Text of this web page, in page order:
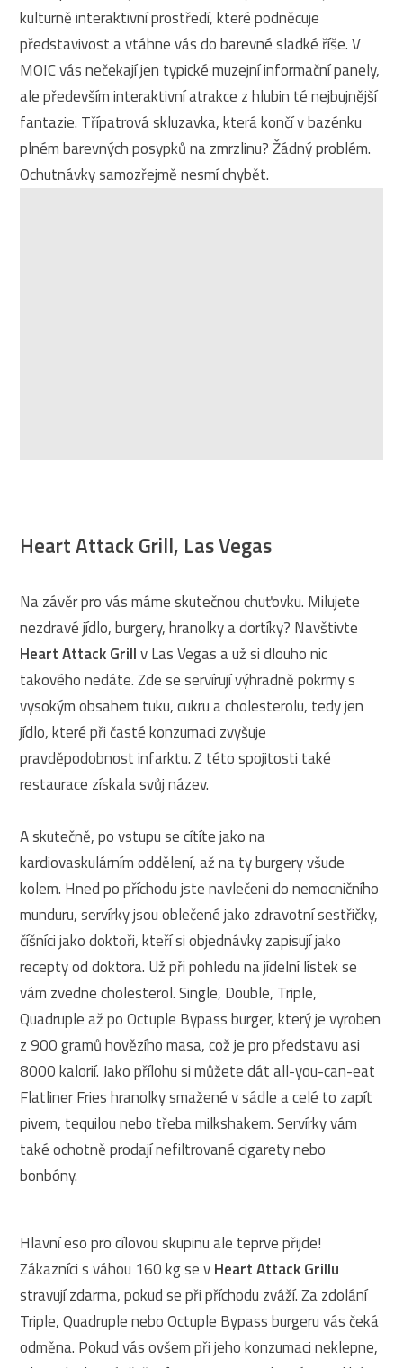
kulturně interaktivní prostředí, které podněcuje
představivost a vtáhne vás do barevné sladké říše. V
MOIC vás nečekají jen typické muzejní informační panely,
ale především interaktivní atrakce z hlubin té nejbujnější
fantazie. Třípatrová skluzavka, která končí v bazénku
plném barevných posypků na zmrzlinu? Žádný problém.
Ochutnávky samozřejmě nesmí chybět.
Heart Attack Grill, Las Vegas
Na závěr pro vás máme skutečnou chuťovku. Milujete
nezdravé jídlo, burgery, hranolky a dortíky? Navštivte
Heart Attack Grillv Las Vegas a už si dlouho nic
takového nedáte. Zde se servírují výhradně pokrmy s
vysokým obsahem tuku, cukru a cholesterolu, tedy jen
jídlo, které při časté konzumaci zvyšuje
pravděpodobnost infarktu. Z této spojitosti také
restaurace získala svůj název.
A skutečně, po vstupu se cítíte jako na
kardiovaskulárním oddělení, až na ty burgery všude
kolem. Hned po příchodu jste navlečeni do nemocničního
munduru, servírky jsou oblečené jako zdravotní sestřičky,
číšníci jako doktoři, kteří si objednávky zapisují jako
recepty od doktora. Už při pohledu na jídelní lístek se
vám zvedne cholesterol. Single, Double, Triple,
Quadruple až po Octuple Bypass burger, který je vyroben
z 900 gramů hovězího masa, což je pro představu asi
8000 kalorií. Jako přílohu si můžete dát all-you-can-eat
Flatliner Fries hranolky smažené v sádle a celé to zapít
pivem, tequilou nebo třeba milkshakem. Servírky vám
také ochotně prodají nefiltrované cigarety nebo
bonbóny.
Hlavní eso pro cílovou skupinu ale teprve přijde!
Zákazníci s váhou 160 kg se vHeart Attack Grillu
stravují zdarma, pokud se při příchodu zváží. Za zdolání
Triple, Quadruple nebo Octuple Bypass burgeru vás čeká
odměna. Pokud vás ovšem při jeho konzumaci neklepne,